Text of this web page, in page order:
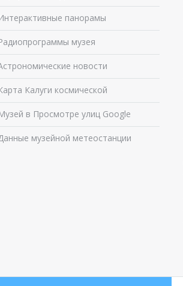
панорамы
музея
новости
Калуги космической
в Просмотре улиц Google
музейной метеостанции